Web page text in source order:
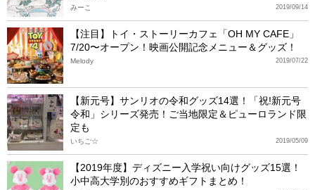
2019/09/14
みーこ
【注目】トイ・ストーリーカフェ「OH MY CAFE」
7/20〜オープン！映画公開記念メニュー＆グッズ！
2019/07/22
Melody
【新元号】サンリオの令和グッズ14選！「祝!新元号
令和」シリーズ発売！ご当地限定＆ピューロランド限
定も
2019/05/09
いちご☆
【2019年度】ディズニー入学祝い向けグッズ15選！
小中高大学別のおすすめギフトまとめ！